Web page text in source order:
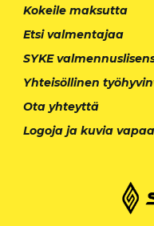
Kokeile maksutta
Etsi valmentajaa
SYKE
Yhteisöllinen
Ota yhteyttä
Logoja ja kuvia